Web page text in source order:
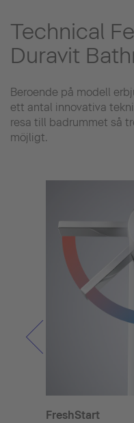
Technical
Duravit
Beroende på modell
ett antal innovativa
resa till badrummet så
möjligt.
FreshStart